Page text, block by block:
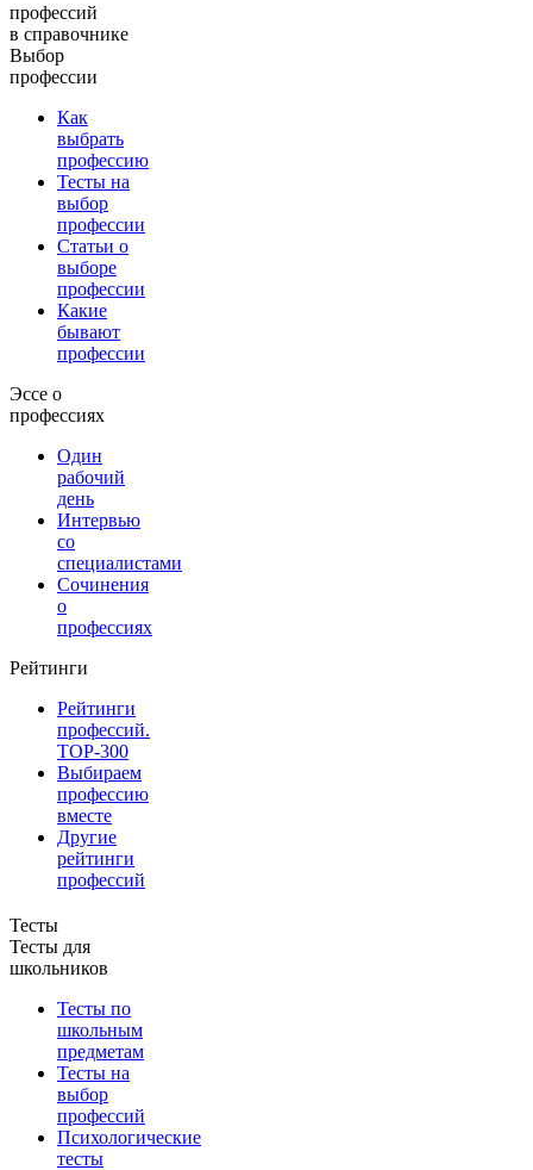
профессий
в справочнике
Выбор
профессии
Как
выбрать
профессию
Тесты на
выбор
профессии
Статьи о
выборе
профессии
Какие
бывают
профессии
Эссе о
профессиях
Один
рабочий
день
Интервью
со
специалистами
Сочинения
о
профессиях
Рейтинги
Рейтинги
профессий.
TOP-300
Выбираем
профессию
вместе
Другие
рейтинги
профессий
Тесты
Тесты для
школьников
Тесты по
школьным
предметам
Тесты на
выбор
профессий
Психологические
тесты